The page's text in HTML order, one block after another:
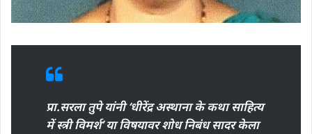
प्रा.सरला तुपे यांनी ‘धीरेंद्र अस्थाना के कथा साहित्य
में स्त्री विमर्श’ या विषयावर शोध निबंध सादर केला